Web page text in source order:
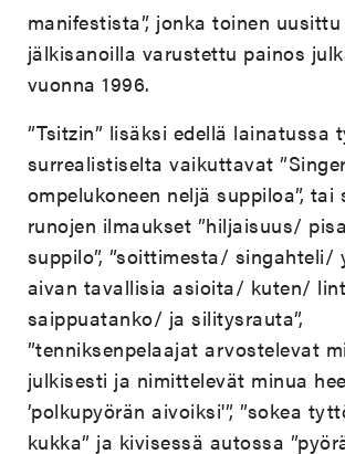
manifestista”, jonka toinen uusittu
jälkisanoilla varustettu painos
vuonna 1996.
”Tsitzin” lisäksi edellä lainatussa
surrealistiselta vaikuttavat
ompelukoneen neljä suppiloa”, tai
runojen ilmaukset ”hiljaisuus/
suppilo”, ”soittimesta/ singahteli/
aivan tavallisia asioita/ kuten/
saippuatanko/ ja silitysrauta”,
”tenniksenpelaajat arvostelevat
julkisesti ja nimittelevät minua
’polkupyörän aivoiksi'”, ”sokea
kukka” ja kivisessä autossa